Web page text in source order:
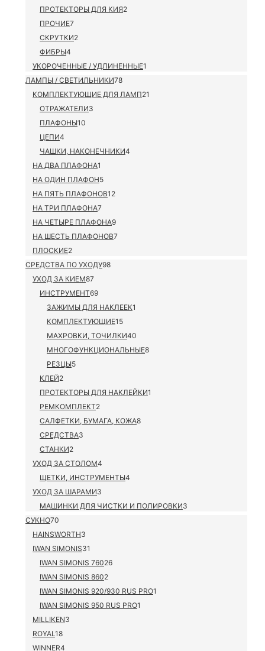
ПРОТЕКТОРЫ ДЛЯ КИЯ2
ПРОЧИЕ7
СКРУТКИ2
ФИБРЫ4
УКОРОЧЕННЫЕ / УДЛИНЕННЫЕ1
ЛАМПЫ / СВЕТИЛЬНИКИ78
КОМПЛЕКТУЮЩИЕ ДЛЯ ЛАМП21
ОТРАЖАТЕЛИ3
ПЛАФОНЫ10
ЦЕПИ4
ЧАШКИ, НАКОНЕЧНИКИ4
НА ДВА ПЛАФОНА1
НА ОДИН ПЛАФОН5
НА ПЯТЬ ПЛАФОНОВ12
НА ТРИ ПЛАФОНА7
НА ЧЕТЫРЕ ПЛАФОНА9
НА ШЕСТЬ ПЛАФОНОВ7
ПЛОСКИЕ2
СРЕДСТВА ПО УХОДУ98
УХОД ЗА КИЕМ87
ИНСТРУМЕНТ69
ЗАЖИМЫ ДЛЯ НАКЛЕЕК1
КОМПЛЕКТУЮЩИЕ15
МАХРОВКИ, ТОЧИЛКИ40
МНОГОФУНКЦИОНАЛЬНЫЕ8
РЕЗЦЫ5
КЛЕЙ2
ПРОТЕКТОРЫ ДЛЯ НАКЛЕЙКИ1
РЕМКОМПЛЕКТ2
САЛФЕТКИ, БУМАГА, КОЖА8
СРЕДСТВА3
СТАНКИ2
УХОД ЗА СТОЛОМ4
ЩЕТКИ, ИНСТРУМЕНТЫ4
УХОД ЗА ШАРАМИ3
МАШИНКИ ДЛЯ ЧИСТКИ И ПОЛИРОВКИ3
СУКНО70
HAINSWORTH3
IWAN SIMONIS31
IWAN SIMONIS 76026
IWAN SIMONIS 8602
IWAN SIMONIS 920/930 RUS PRO1
IWAN SIMONIS 950 RUS PRO1
MILLIKEN3
ROYAL18
WINNER4